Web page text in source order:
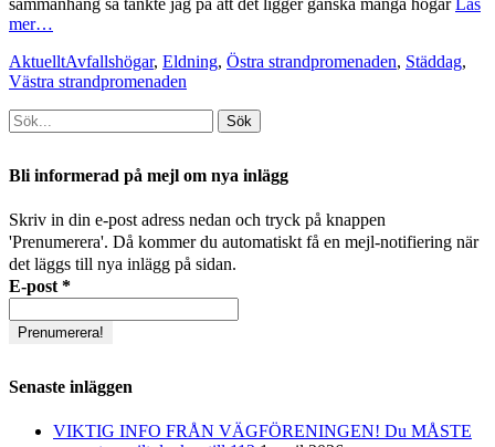
sammanhang så tänkte jag på att det ligger ganska många högarLäs
mer…
Kategorier
AktuelltTaggar
Avfallshögar, Eldning, Östra strandpromenaden, Städdag,
Västra strandpromenaden
Sök
efter:
Bli informerad på mejl om nya inlägg
Skriv in din e-post adress nedan och tryck på knappen
'Prenumerera'. Då kommer du automatiskt få en mejl-notifiering när
det läggs till nya inlägg på sidan.
E-post *
Senaste inläggen
VIKTIG INFO FRÅN VÄGFÖRENINGEN! Du MÅSTE